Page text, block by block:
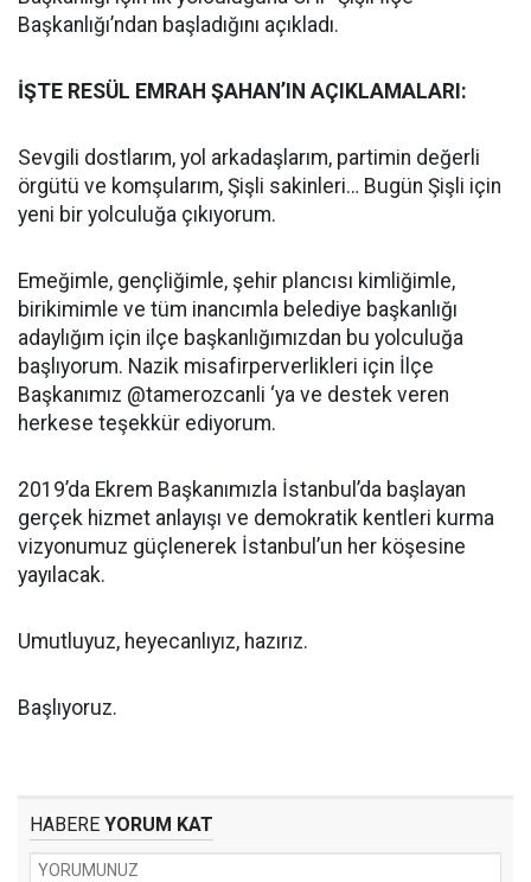
Başkanlığı’ndan başladığını açıkladı.
İŞTE RESÜL EMRAH ŞAHAN’IN AÇIKLAMALARI:
Sevgili dostlarım, yol arkadaşlarım, partimin değerli
örgütü ve komşularım, Şişli sakinleri… Bugün Şişli için
yeni bir yolculuğa çıkıyorum.
Emeğimle, gençliğimle, şehir plancısı kimliğimle,
birikimimle ve tüm inancımla belediye başkanlığı
adaylığım için ilçe başkanlığımızdan bu yolculuğa
başlıyorum. Nazik misafirperverlikleri için İlçe
Başkanımız @tamerozcanli ‘ya ve destek veren
herkese teşekkür ediyorum.
2019’da Ekrem Başkanımızla İstanbul’da başlayan
gerçek hizmet anlayışı ve demokratik kentleri kurma
vizyonumuz güçlenerek İstanbul’un her köşesine
yayılacak.
Umutluyuz, heyecanlıyız, hazırız.
Başlıyoruz.
HABERE YORUM KAT